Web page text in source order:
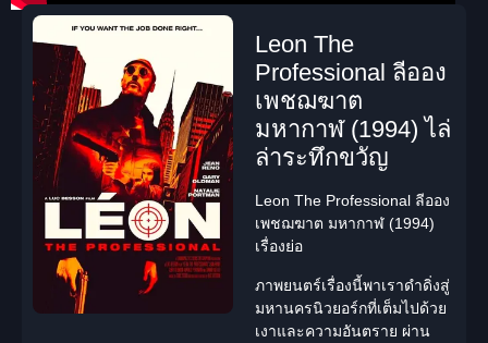
Leon The
Professional ลีออง
เพชฌฆาต
มหากาฬ (1994) ไล่
ล่าระทึกขวัญ
Leon The Professional ลีออง
เพชฌฆาต มหากาฬ (1994)
เรื่องย่อ
ภาพยนตร์เรื่องนี้พาเราดำดิ่งสู่
มหานครนิวยอร์กที่เต็มไปด้วย
เงาและความอันตราย ผ่าน